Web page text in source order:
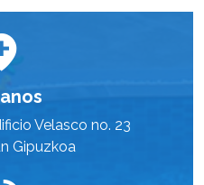
Velasco no. 23
Gipuzkoa